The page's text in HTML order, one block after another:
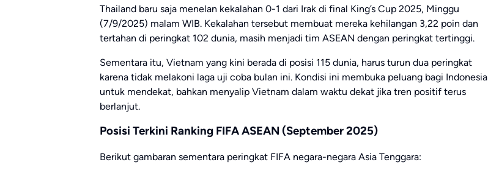
Thailand baru saja menelan kekalahan 0-1 dari Irak di final King’s Cup 2025, Minggu
(7/9/2025) malam WIB. Kekalahan tersebut membuat mereka kehilangan 3,22 poin dan
tertahan di peringkat 102 dunia, masih menjadi tim ASEAN dengan peringkat tertinggi.
Sementara itu, Vietnam yang kini berada di posisi 115 dunia, harus turun dua peringkat
karena tidak melakoni laga uji coba bulan ini. Kondisi ini membuka peluang bagi Indonesia
untuk mendekat, bahkan menyalip Vietnam dalam waktu dekat jika tren positif terus
berlanjut.
Posisi Terkini Ranking FIFA ASEAN (September 2025)
Berikut gambaran sementara peringkat FIFA negara-negara Asia Tenggara: